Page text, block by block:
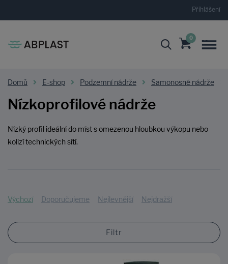
Přihlášení
0
Domů E-shop Podzemní nádrže Samonosné nádrže
Nízkoprofilové nádrže
Nízký profil ideální do míst s omezenou hloubkou výkopu nebo
kolizí technických sítí.
Výchozí Doporučujeme Nejlevnější Nejdražší
Filtr